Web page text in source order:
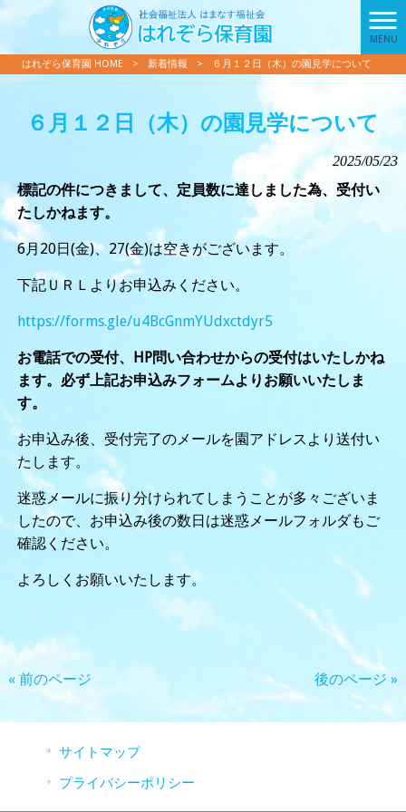
MENU
はれぞら保育園 HOME > 新着情報 > ６月１２日（木）の園見学について
６月１２日（木）の園見学について
2025/05/23
標記の件につきまして、定員数に達しました為、受付い
たしかねます。
6月20日(金)、27(金)は空きがございます。
下記ＵＲＬよりお申込みください。
https://forms.gle/u4BcGnmYUdxctdyr5
お電話での受付、HP問い合わせからの受付はいたしかね
ます。必ず上記お申込みフォームよりお願いいたしま
す。
お申込み後、受付完了のメールを園アドレスより送付い
たします。
迷惑メールに振り分けられてしまうことが多々ございま
したので、お申込み後の数日は迷惑メールフォルダもご
確認ください。
よろしくお願いいたします。
« 前のページ 後のページ »
サイトマップ
プライバシーポリシー